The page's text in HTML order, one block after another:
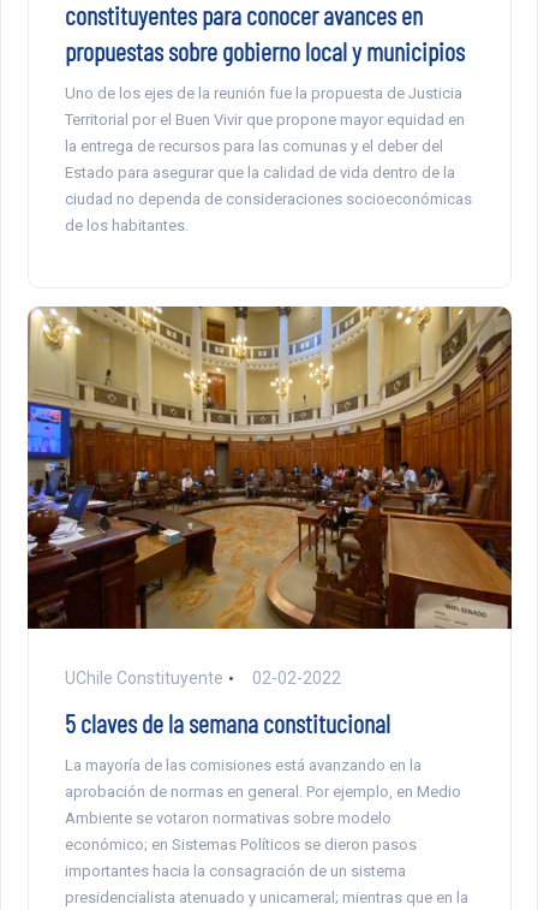
constituyentes para conocer avances en
propuestas sobre gobierno local y municipios
Uno de los ejes de la reunión fue la propuesta de Justicia
Territorial por el Buen Vivir que propone mayor equidad en
la entrega de recursos para las comunas y el deber del
Estado para asegurar que la calidad de vida dentro de la
ciudad no dependa de consideraciones socioeconómicas
de los habitantes.
UChile Constituyente 02-02-2022
5 claves de la semana constitucional
La mayoría de las comisiones está avanzando en la
aprobación de normas en general. Por ejemplo, en Medio
Ambiente se votaron normativas sobre modelo
económico; en Sistemas Políticos se dieron pasos
importantes hacia la consagración de un sistema
presidencialista atenuado y unicameral; mientras que en la